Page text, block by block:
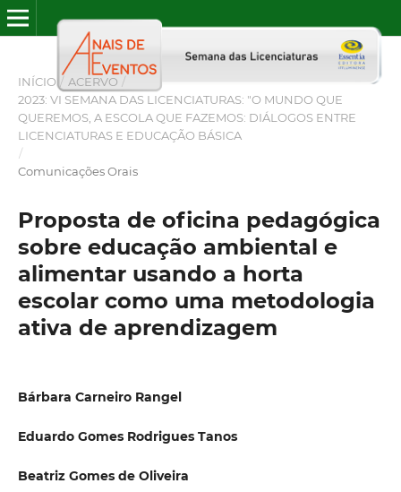
INÍCIO / ACERVO /
2023: VI SEMANA DAS LICENCIATURAS: "O MUNDO QUE
QUEREMOS, A ESCOLA QUE FAZEMOS: DIÁLOGOS ENTRE
LICENCIATURAS E EDUCAÇÃO BÁSICA
/
Comunicações Orais
Proposta de oficina pedagógica
sobre educação ambiental e
alimentar usando a horta
escolar como uma metodologia
ativa de aprendizagem
Bárbara Carneiro Rangel
Eduardo Gomes Rodrigues Tanos
Beatriz Gomes de Oliveira